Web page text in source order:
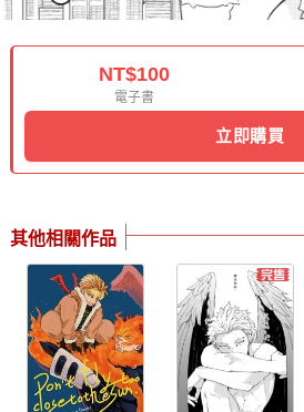
NT$100
電子書
立即購買
其他相關作品